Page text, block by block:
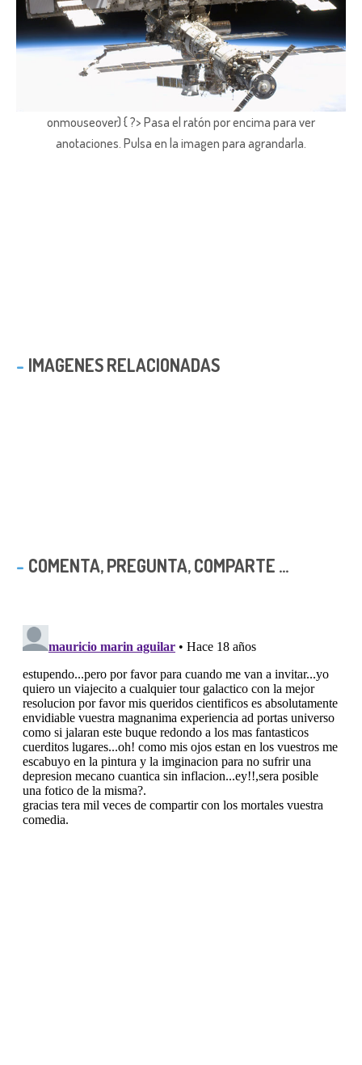
onmouseover) { ?> Pasa el ratón por encima para ver
anotaciones. Pulsa en la imagen para agrandarla.
IMAGENES RELACIONADAS
COMENTA, PREGUNTA, COMPARTE ...